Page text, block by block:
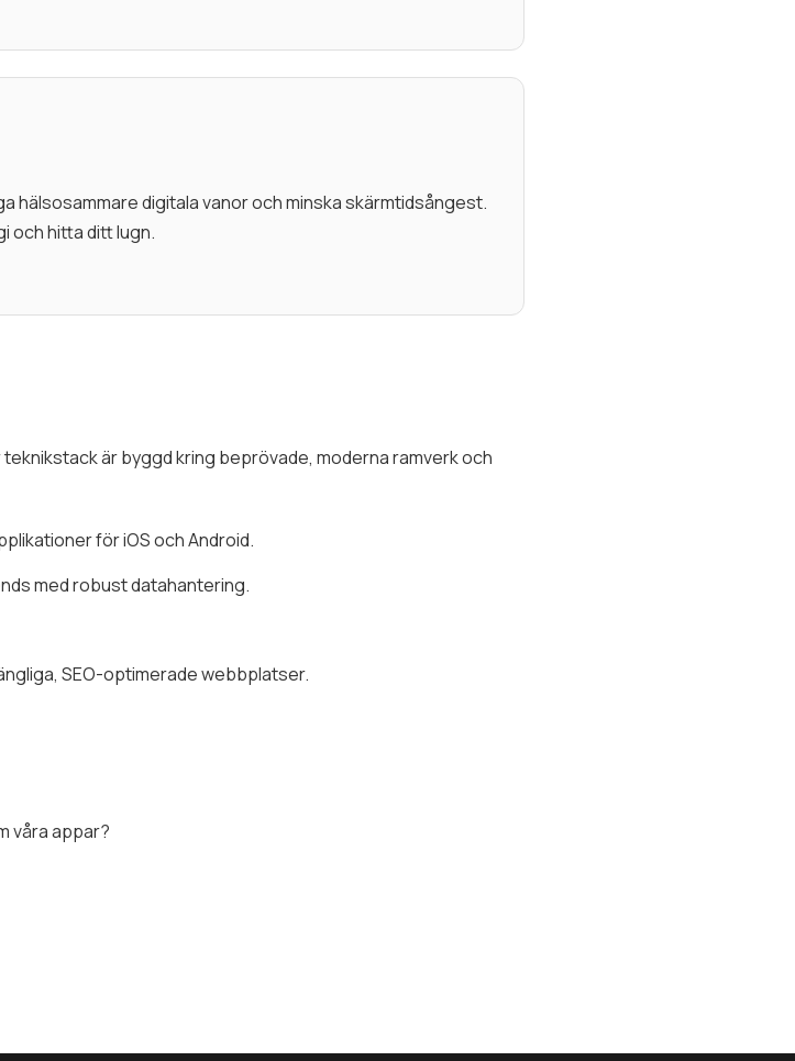
hälsosammare digitala vanor och minska skärmtidsångest.
och hitta ditt lugn.
är byggd kring beprövade, moderna ramverk och
för iOS och Android.
med robust datahantering.
SEO-optimerade webbplatser.
våra appar?